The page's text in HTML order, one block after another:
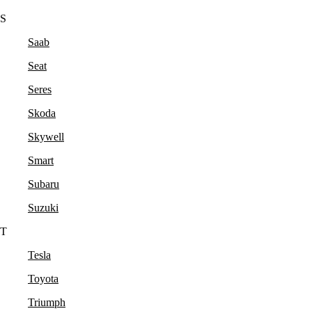
S
Saab
Seat
Seres
Skoda
Skywell
Smart
Subaru
Suzuki
T
Tesla
Toyota
Triumph